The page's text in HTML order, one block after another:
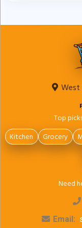
West
Top
Kitchen
Grocery
Need
Email: